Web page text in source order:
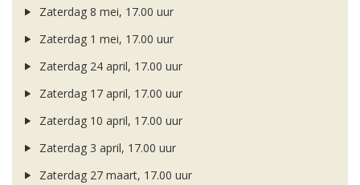
Zaterdag 8 mei, 17.00 uur
Zaterdag 1 mei, 17.00 uur
Zaterdag 24 april, 17.00 uur
Zaterdag 17 april, 17.00 uur
Zaterdag 10 april, 17.00 uur
Zaterdag 3 april, 17.00 uur
Zaterdag 27 maart, 17.00 uur